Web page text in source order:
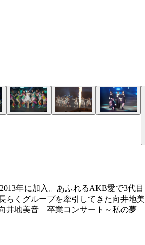
年に加入。あふれるAKB愛で3代目
らくグループを牽引してきた向井地美
井地美音 卒業コンサート～私の夢